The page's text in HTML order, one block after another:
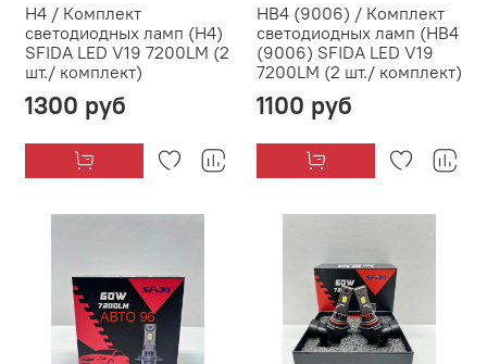
H4 / Комплект
светодиодных ламп (H4)
SFIDA LED V19 7200LM (2
шт./ комплект)
1300 руб
HB4 (9006) / Комплект
светодиодных ламп (HB4
(9006) SFIDA LED V19
7200LM (2 шт./ комплект)
1100 руб